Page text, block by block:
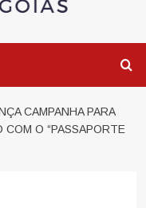
CAMPANHA PARA
O “PASSAPORTE